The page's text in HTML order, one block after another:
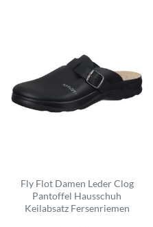
Fly Flot Damen Leder Clog
Pantoffel Hausschuh
Keilabsatz Fersenriemen